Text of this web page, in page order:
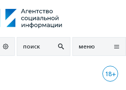
поиск меню
18+